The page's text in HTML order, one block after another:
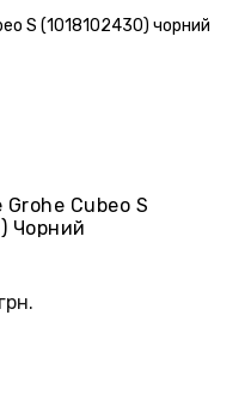
Cubeo S
Чорний
грн.